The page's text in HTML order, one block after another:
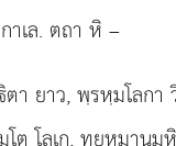
เล. ตถา หิ –
า ยาว, พฺรหฺมโลกา
ต โลเก, ทยฺหมานมฺ